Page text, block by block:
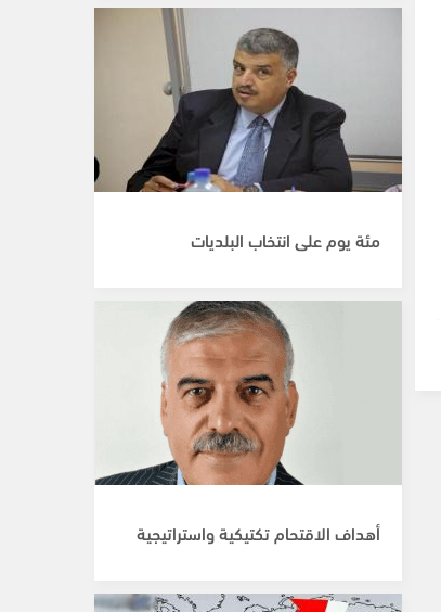
مئة يوم على انتخاب البلديات
أهداف الاقتحام تكتيكية واستراتيجية